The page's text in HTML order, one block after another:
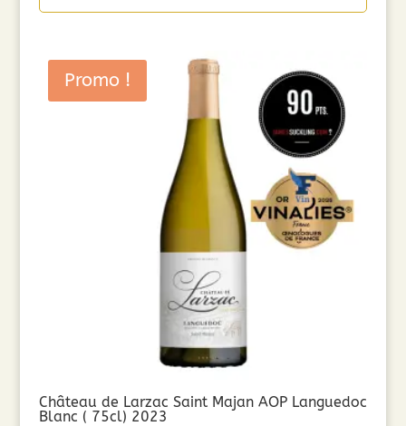
Promo !
Château de Larzac Saint Majan AOP Languedoc
Blanc ( 75cl) 2023